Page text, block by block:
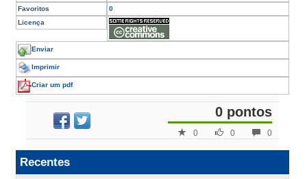
Favoritos
0
Licença
Enviar
Imprimir
Criar um pdf
0 pontos
0
0
0
Recentes